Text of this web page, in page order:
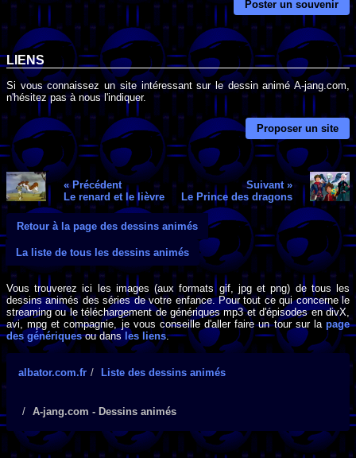
Poster un souvenir
LIENS
Si vous connaissez un site intéressant sur le dessin animé A-jang.com,
n'hésitez pas à nous l'indiquer.
Proposer un site
« Précédent
Le renard et le lièvre
Suivant »
Le Prince des dragons
Retour à la page des dessins animés
La liste de tous les dessins animés
Vous trouverez ici les images (aux formats gif, jpg et png) de tous les
dessins animés des séries de votre enfance. Pour tout ce qui concerne le
streaming ou le téléchargement de génériques mp3 et d'épisodes en divX,
avi, mpg et compagnie, je vous conseille d'aller faire un tour sur la page
des génériquesou dans les liens.
albator.com.fr Liste des dessins animés
A-jang.com - Dessins animés